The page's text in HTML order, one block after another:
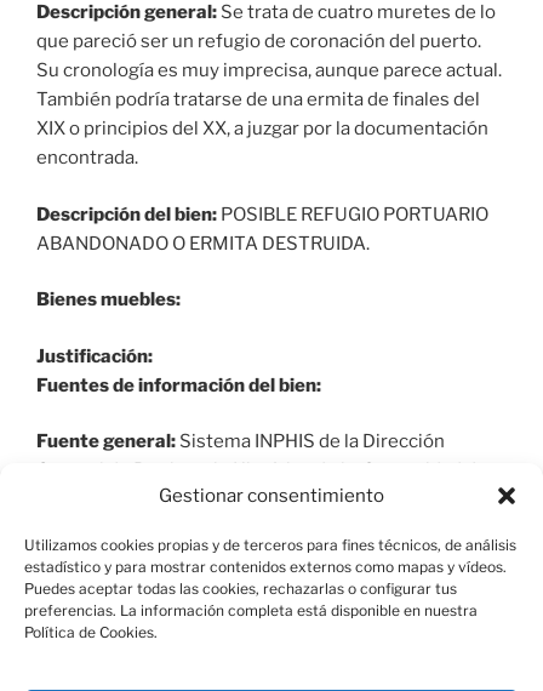
Gestionar consentimiento
Utilizamos cookies propias y de terceros para fines técnicos, de análisis
estadístico y para mostrar contenidos externos como mapas y vídeos.
Puedes aceptar todas las cookies, rechazarlas o configurar tus
preferencias. La información completa está disponible en nuestra
Política de Cookies.
Descripción general: Se trata de cuatro muretes de lo
que pareció ser un refugio de coronación del puerto.
Su cronología es muy imprecisa, aunque parece actual.
También podría tratarse de una ermita de finales del
XIX o principios del XX, a juzgar por la documentación
encontrada.
Descripción del bien: POSIBLE REFUGIO PORTUARIO
ABANDONADO O ERMITA DESTRUIDA.
Bienes muebles:
Justificación:
Fuentes de información del bien:
Fuente general: Sistema INPHIS de la Dirección
General de Patrimonio Histórico de la Comunidad de
Madrid y elaboración propia.